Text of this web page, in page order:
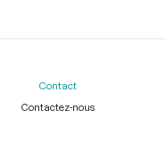
Contact
Contactez-nous